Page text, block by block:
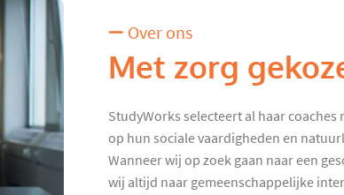
Over ons
Met zorg
StudyWorks selecteert al haar
op hun sociale vaardigheden en
Wanneer wij op zoek gaan naar een
wij altijd naar gemeenschappelijke